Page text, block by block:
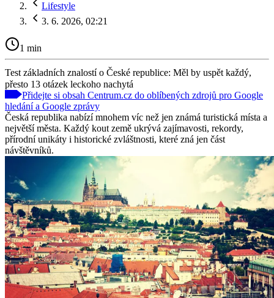
Lifestyle
3. 6. 2026, 02:21
1 min
Test základních znalostí o České republice: Měl by uspět každý,
přesto 13 otázek leckoho nachytá
Přidejte si obsah Centrum.cz do oblíbených zdrojů pro Google
hledání a Google zprávy
Česká republika nabízí mnohem víc než jen známá turistická místa a
největší města. Každý kout země ukrývá zajímavosti, rekordy,
přírodní unikáty i historické zvláštnosti, které zná jen část
návštěvníků.